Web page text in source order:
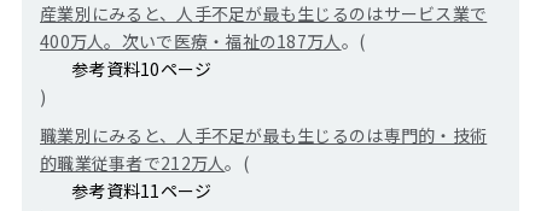
産業別にみると、人手不足が最も生じるのはサービス業で
400万人。次いで医療・福祉の187万人。(
参考資料10ページ
)
職業別にみると、人手不足が最も生じるのは専門的・技術
的職業従事者で212万人。(
参考資料11ページ